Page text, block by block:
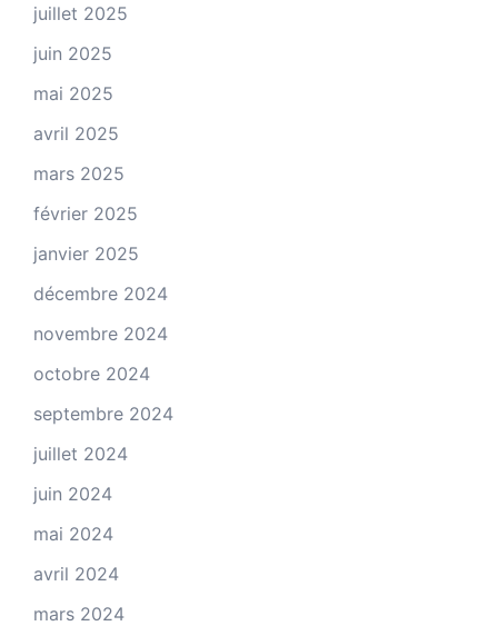
juillet 2025
juin 2025
mai 2025
avril 2025
mars 2025
février 2025
janvier 2025
décembre 2024
novembre 2024
octobre 2024
septembre 2024
juillet 2024
juin 2024
mai 2024
avril 2024
mars 2024